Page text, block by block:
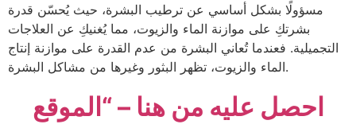
مسؤولًا بشكل أساسي عن ترطيب البشرة، حيث يُحسّن قدرة
بشرتكِ على موازنة الماء والزيوت، مما يُغنيكِ عن العلاجات
التجميلية. فعندما تُعاني البشرة من عدم القدرة على موازنة إنتاج
الماء والزيوت، تظهر البثور وغيرها من مشاكل البشرة.
احصل عليه من هنا – “الموقع